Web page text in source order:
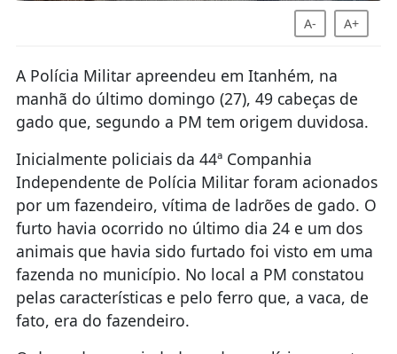
A- A+
A Polícia Militar apreendeu em Itanhém, na
manhã do último domingo (27), 49 cabeças de
gado que, segundo a PM tem origem duvidosa.
Inicialmente policiais da 44ª Companhia
Independente de Polícia Militar foram acionados
por um fazendeiro, vítima de ladrões de gado. O
furto havia ocorrido no último dia 24 e um dos
animais que havia sido furtado foi visto em uma
fazenda no município. No local a PM constatou
pelas características e pelo ferro que, a vaca, de
fato, era do fazendeiro.